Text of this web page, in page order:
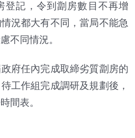
登記，令到劏房數目不再增
況都大有不同，當局不能急
不同情況。
府任內完成取締劣質劏房的
工作組完成調研及規劃後，
間表。